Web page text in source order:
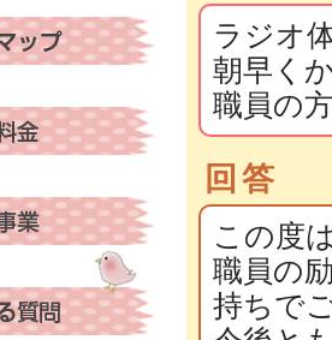
ラジオ
朝早く
職員の
回答
この度
職員の
持ちで